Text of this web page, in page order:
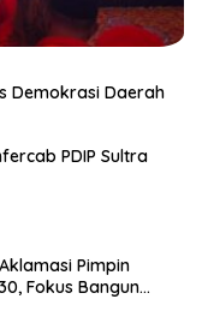
Demokrasi Daerah
PDIP Sultra
Pimpin
Fokus Bangun